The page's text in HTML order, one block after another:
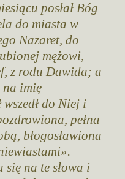
posłał Bóg
do miasta w
Nazaret, do
mężowi,
z rodu Dawida; a
na imię
wszedł do Niej i
pełna
błogosławiona
się na te słowa i